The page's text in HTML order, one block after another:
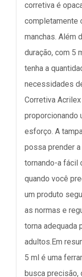
corretiva é
completamente
manchas. Além
duração, com 5
tenha a
necessidades
Corretiva
proporcionando
esforço. A
possa prender
tornando-a fácil
quando você
um produto
as normas e
torna adequada
adultos.Em
5 ml é uma
busca precisão,